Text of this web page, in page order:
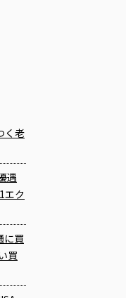
く老
遇
エク
に買
買